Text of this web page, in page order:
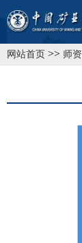
网站首页 >> 师